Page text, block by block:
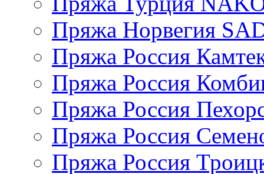
Пряжа Норвегия
Пряжа Россия
Пряжа Россия
Пряжа Россия
Пряжа Россия
Пряжа Россия